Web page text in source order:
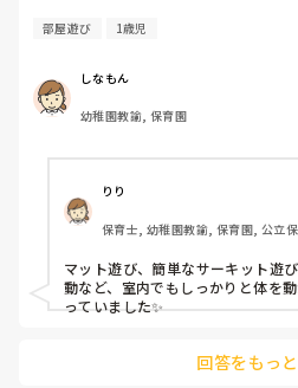
部屋遊び 1歳児
しなもん
幼稚園教諭, 保育園
りり
保育士, 幼稚園教諭, 保育園, 公立
マット遊び、簡単なサーキット遊
動など、室内でもしっかりと体を
っていました✨
回答をもっ